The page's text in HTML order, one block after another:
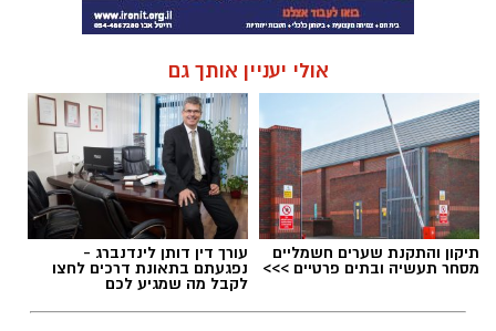
אולי יעניין אותך גם
תיקון והתקנת שערים חשמליים
מסחר תעשיה ובתים פרטיים >>>
עורך דין דותן לינדנברג -
נפגעתם בתאונת דרכים לחצו
לקבל מה שמגיע לכם